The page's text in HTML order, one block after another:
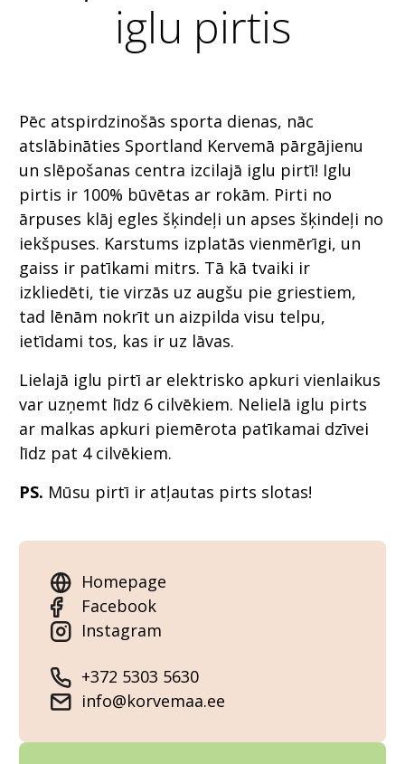
iglu pirtis
Pēc atspirdzinošās sporta dienas, nāc
atslābināties Sportland Kervemā pārgājienu
un slēpošanas centra izcilajā iglu pirtī! Iglu
pirtis ir 100% būvētas ar rokām. Pirti no
ārpuses klāj egles šķindeļi un apses šķindeļi no
iekšpuses. Karstums izplatās vienmērīgi, un
gaiss ir patīkami mitrs. Tā kā tvaiki ir
izkliedēti, tie virzās uz augšu pie griestiem,
tad lēnām nokrīt un aizpilda visu telpu,
ietīdami tos, kas ir uz lāvas.
Lielajā iglu pirtī ar elektrisko apkuri vienlaikus
var uzņemt līdz 6 cilvēkiem. Nelielā iglu pirts
ar malkas apkuri piemērota patīkamai dzīvei
līdz pat 4 cilvēkiem.
PS. Mūsu pirtī ir atļautas pirts slotas!
Homepage
Facebook
Instagram
+372 5303 5630
info@korvemaa.ee